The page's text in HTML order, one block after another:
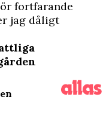
fortfarande
jag dåligt